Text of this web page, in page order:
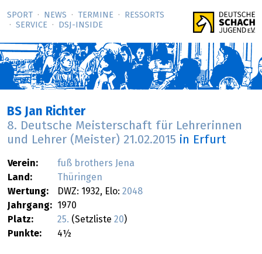
SPORT NEWS TERMINE
RESSORTS
SERVICE
DSJ-­INSIDE
BS Jan Richter
8. Deutsche Meisterschaft für Lehrerinnen
und Lehrer (Meister) 21.02.2015 in Erfurt
Verein:
fuß brothers Jena
Land:
Thüringen
Wertung:
DWZ: 1932, Elo: 2048
Jahrgang:
1970
Platz:
25. (Setzliste 20)
Punkte:
4½